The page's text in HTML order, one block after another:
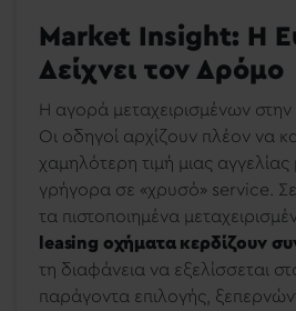
Market Insight: Η
Δείχνει τον Δρόμο
Η αγορά μεταχειρισμένων στην
Οι οδηγοί αρχίζουν πλέον να
χαμηλότερη τιμή μιας
γρήγορα σε «χρυσό» service.
τα πιστοποιημένα
leasing οχήματα κερδίζουν
τη διαφάνεια να εξελίσσεται
παράγοντα επιλογής,